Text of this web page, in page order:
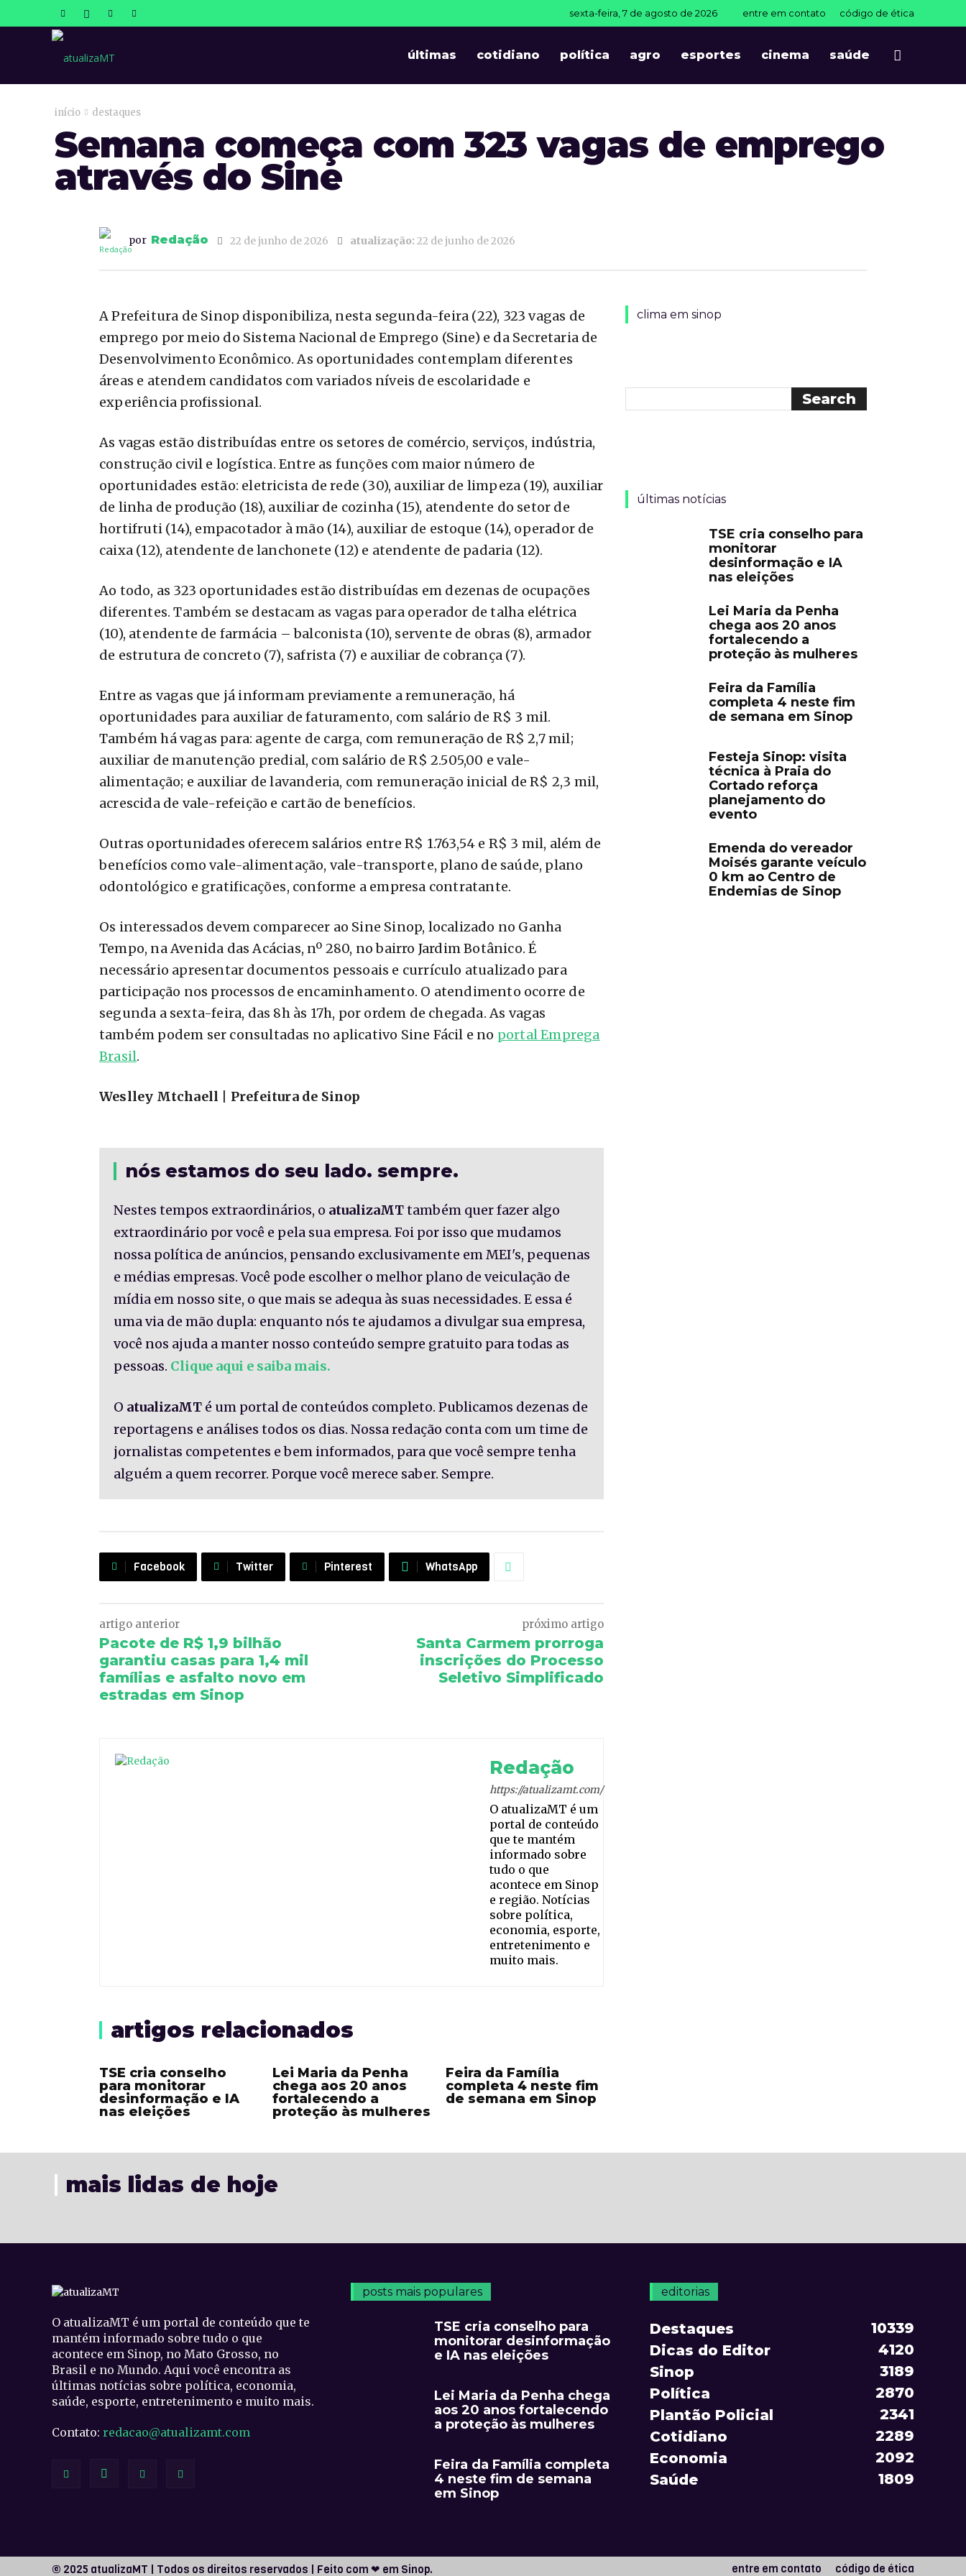
sexta-feira, 7 de agosto de 2026 entre em contato código de ética
últimas cotidiano política agro esportes cinema saúde
início destaques
Semana começa com 323 vagas de emprego
através do Sine
por Redação 22 de junho de 2026 atualização: 22 de junho de 2026
A Prefeitura de Sinop disponibiliza, nesta segunda-feira (22), 323 vagas de
emprego por meio do Sistema Nacional de Emprego (Sine) e da Secretaria de
Desenvolvimento Econômico. As oportunidades contemplam diferentes
áreas e atendem candidatos com variados níveis de escolaridade e
experiência profissional.
As vagas estão distribuídas entre os setores de comércio, serviços, indústria,
construção civil e logística. Entre as funções com maior número de
oportunidades estão: eletricista de rede (30), auxiliar de limpeza (19), auxiliar
de linha de produção (18), auxiliar de cozinha (15), atendente do setor de
hortifruti (14), empacotador à mão (14), auxiliar de estoque (14), operador de
caixa (12), atendente de lanchonete (12) e atendente de padaria (12).
Ao todo, as 323 oportunidades estão distribuídas em dezenas de ocupações
diferentes. Também se destacam as vagas para operador de talha elétrica
(10), atendente de farmácia – balconista (10), servente de obras (8), armador
de estrutura de concreto (7), safrista (7) e auxiliar de cobrança (7).
Entre as vagas que já informam previamente a remuneração, há
oportunidades para auxiliar de faturamento, com salário de R$ 3 mil.
Também há vagas para: agente de carga, com remuneração de R$ 2,7 mil;
auxiliar de manutenção predial, com salário de R$ 2.505,00 e vale-
alimentação; e auxiliar de lavanderia, com remuneração inicial de R$ 2,3 mil,
acrescida de vale-refeição e cartão de benefícios.
Outras oportunidades oferecem salários entre R$ 1.763,54 e R$ 3 mil, além de
benefícios como vale-alimentação, vale-transporte, plano de saúde, plano
odontológico e gratificações, conforme a empresa contratante.
Os interessados devem comparecer ao Sine Sinop, localizado no Ganha
Tempo, na Avenida das Acácias, nº 280, no bairro Jardim Botânico. É
necessário apresentar documentos pessoais e currículo atualizado para
participação nos processos de encaminhamento. O atendimento ocorre de
segunda a sexta-feira, das 8h às 17h, por ordem de chegada. As vagas
também podem ser consultadas no aplicativo Sine Fácil e no portal Emprega
Brasil.
Weslley Mtchaell | Prefeitura de Sinop
nós estamos do seu lado. sempre.
Nestes tempos extraordinários, o atualizaMTtambém quer fazer algo
extraordinário por você e pela sua empresa. Foi por isso que mudamos
nossa política de anúncios, pensando exclusivamente em MEI's, pequenas
e médias empresas. Você pode escolher o melhor plano de veiculação de
mídia em nosso site, o que mais se adequa às suas necessidades. E essa é
uma via de mão dupla: enquanto nós te ajudamos a divulgar sua empresa,
você nos ajuda a manter nosso conteúdo sempre gratuito para todas as
pessoas. Clique aqui e saiba mais.
O atualizaMT é um portal de conteúdos completo. Publicamos dezenas de
reportagens e análises todos os dias. Nossa redação conta com um time de
jornalistas competentes e bem informados, para que você sempre tenha
alguém a quem recorrer. Porque você merece saber. Sempre.
Facebook Twitter Pinterest WhatsApp
artigo anterior
Pacote de R$ 1,9 bilhão
garantiu casas para 1,4 mil
famílias e asfalto novo em
estradas em Sinop
próximo artigo
Santa Carmem prorroga
inscrições do Processo
Seletivo Simplificado
Redação
https://atualizamt.com/
O atualizaMT é um
portal de conteúdo
que te mantém
informado sobre
tudo o que
acontece em Sinop
e região. Notícias
sobre política,
economia, esporte,
entretenimento e
muito mais.
artigos relacionados
TSE cria conselho
para monitorar
desinformação e IA
nas eleições
Lei Maria da Penha
chega aos 20 anos
fortalecendo a
proteção às mulheres
Feira da Família
completa 4 neste fim
de semana em Sinop
clima em sinop
últimas notícias
TSE cria conselho para
monitorar
desinformação e IA
nas eleições
Lei Maria da Penha
chega aos 20 anos
fortalecendo a
proteção às mulheres
Feira da Família
completa 4 neste fim
de semana em Sinop
Festeja Sinop: visita
técnica à Praia do
Cortado reforça
planejamento do
evento
Emenda do vereador
Moisés garante veículo
0 km ao Centro de
Endemias de Sinop
mais lidas de hoje
O atualizaMT é um portal de conteúdo que te
mantém informado sobre tudo o que
acontece em Sinop, no Mato Grosso, no
Brasil e no Mundo. Aqui você encontra as
últimas notícias sobre política, economia,
saúde, esporte, entretenimento e muito mais.
Contato: redacao@atualizamt.com
posts mais populares
TSE cria conselho para
monitorar desinformação
e IA nas eleições
Lei Maria da Penha chega
aos 20 anos fortalecendo
a proteção às mulheres
Feira da Família completa
4 neste fim de semana
em Sinop
editorias
Destaques
10339
Dicas do Editor
4120
Sinop
3189
Política
2870
Plantão Policial
2341
Cotidiano
2289
Economia
2092
Saúde
1809
entre em contato código de ética
© 2025 atualizaMT | Todos os direitos reservados | Feito com ❤ em Sinop.